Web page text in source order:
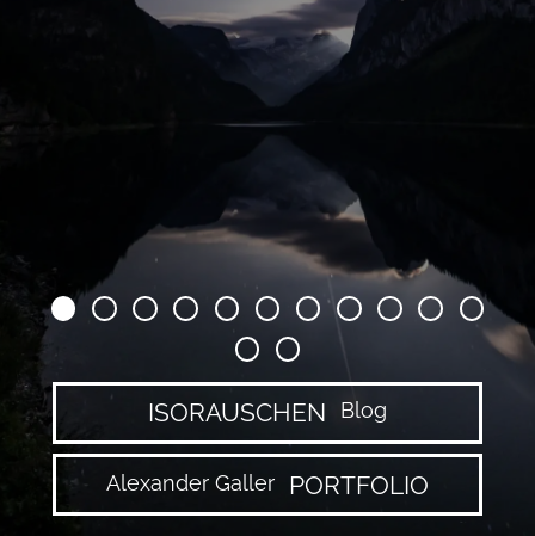
ISORAUSCHEN Blog
Alexander Galler PORTFOLIO